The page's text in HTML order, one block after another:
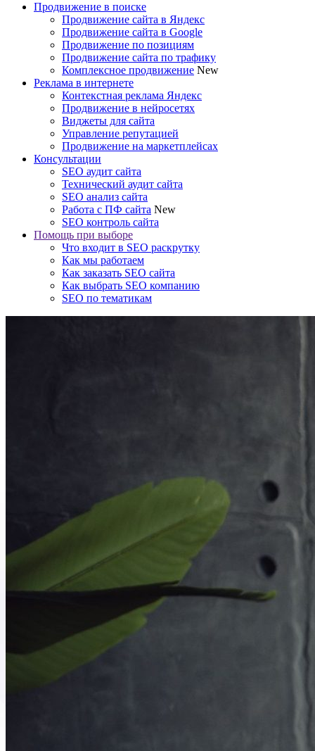
Продвижение в поиске
Продвижение сайта в Яндекс
Продвижение сайта в Google
Продвижение по позициям
Продвижение сайта по трафику
Комплексное продвижение New
Реклама в интернете
Контекстная реклама Яндекс
Продвижение в нейросетях
Виджеты для сайта
Управление репутацией
Продвижение на маркетплейсах
Консультации
SEO аудит сайта
Технический аудит сайта
SEO анализ сайта
Работа с ПФ сайта New
SEO контроль сайта
Помощь при выборе
Что входит в SEO раскрутку
Как мы работаем
Как заказать SEO сайта
Как выбрать SEO компанию
SEO по тематикам